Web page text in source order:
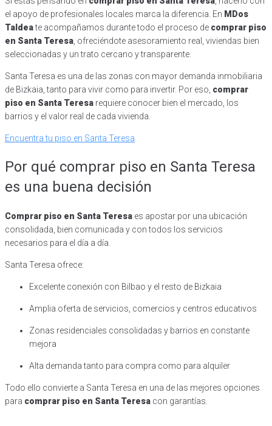
el apoyo de profesionales locales marca la diferencia. En MDos
Taldeate acompañamos durante todo el proceso de comprar piso
en Santa Teresa , ofreciéndote asesoramiento real, viviendas bien
seleccionadas y un trato cercano y transparente.
Santa Teresa es una de las zonas con mayor demanda inmobiliaria
de Bizkaia, tanto para vivir como para invertir. Por eso, comprar
piso en Santa Teresa requiere conocer bien el mercado, los
barrios y el valor real de cada vivienda.
Encuentra tu piso en Santa Teresa
Por qué comprar piso en Santa Teresa
es una buena decisión
Comprar piso en Santa Teresa es apostar por una ubicación
consolidada, bien comunicada y con todos los servicios
necesarios para el día a día.
Santa Teresa ofrece:
Excelente conexión con Bilbao y el resto de Bizkaia
Amplia oferta de servicios, comercios y centros educativos
Zonas residenciales consolidadas y barrios en constante
mejora
Alta demanda tanto para compra como para alquiler
Todo ello convierte a Santa Teresa en una de las mejores opciones
para comprar piso en Santa Teresa con garantías.